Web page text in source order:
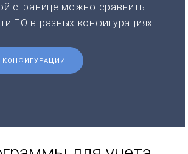
странице можно сравнить
ПО в разных конфигурациях.
КОНФИГУРАЦИИ